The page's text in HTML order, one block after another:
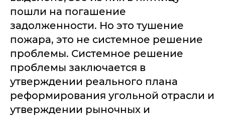
пошли на погашение
задолженности. Но это тушение
пожара, это не системное решение
проблемы. Системное решение
проблемы заключается в
утверждении реального плана
реформирования угольной отрасли и
утверждении рыночных и